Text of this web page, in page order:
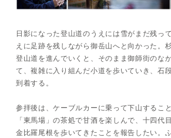
日影になった登山道のうえには雪がまだ残っ
えに足跡を残しながら御岳山へと向かった。
登山道を進んでいくと、そのまま御師街のな
て、複雑に入り組んだ小道を歩いていき、石
到着する。
参拝後は、ケーブルカーに乗って下山するこ
「東馬場」の茶処で甘酒を楽しんで、十四代
金比羅尾根を歩いてきたことを報告したい。